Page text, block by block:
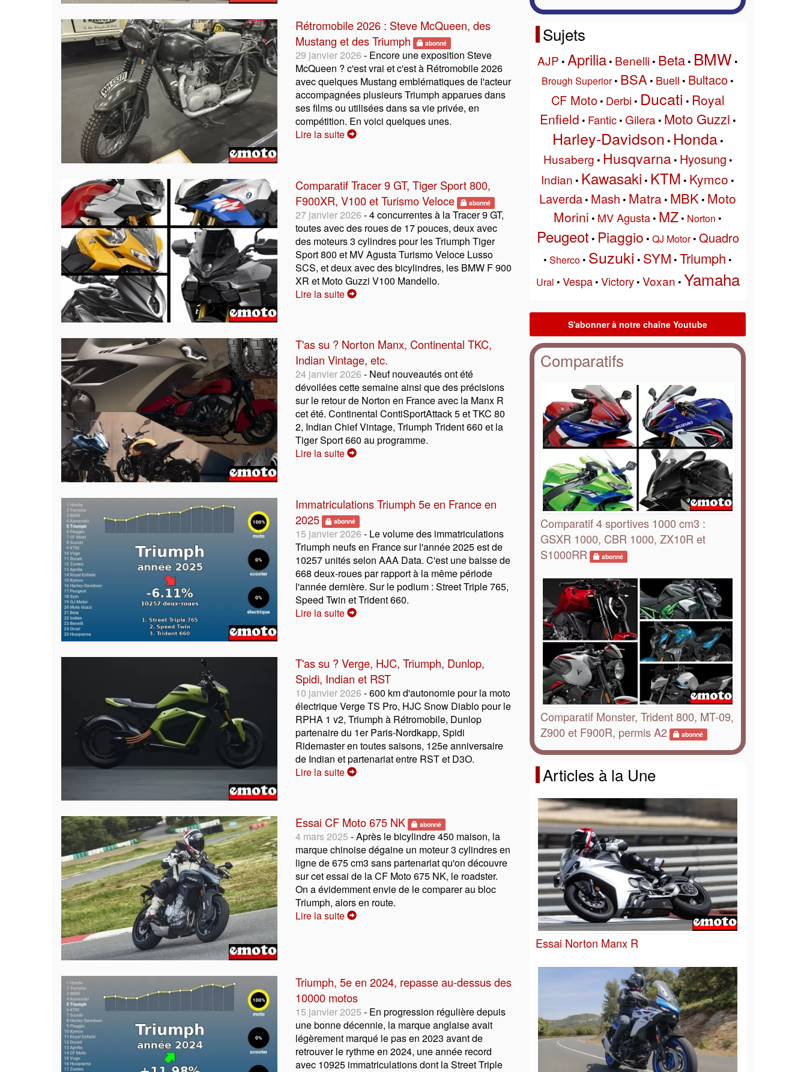
Rétromobile 2026 : Steve McQueen, des
Mustang et des Triumph
abonné
29 janvier 2026 - Encore une exposition Steve
McQueen ? c'est vrai et c'est à Rétromobile 2026
avec quelques Mustang emblématiques de l'acteur
accompagnées plusieurs Triumph apparues dans
ses films ou utilisées dans sa vie privée, en
compétition. En voici quelques unes.
Lire la suite
Comparatif Tracer 9 GT, Tiger Sport 800,
F900XR, V100 et Turismo Veloce
abonné
27 janvier 2026 - 4 concurrentes à la Tracer 9 GT,
toutes avec des roues de 17 pouces, deux avec
des moteurs 3 cylindres pour les Triumph Tiger
Sport 800 et MV Agusta Turismo Veloce Lusso
SCS, et deux avec des bicylindres, les BMW F 900
XR et Moto Guzzi V100 Mandello.
Lire la suite
T'as su ? Norton Manx, Continental TKC,
Indian Vintage, etc.
24 janvier 2026 - Neuf nouveautés ont été
dévoilées cette semaine ainsi que des précisions
sur le retour de Norton en France avec la Manx R
cet été. Continental ContiSportAttack 5 et TKC 80
2, Indian Chief Vintage, Triumph Trident 660 et la
Tiger Sport 660 au programme.
Lire la suite
Immatriculations Triumph 5e en France en
2025
abonné
15 janvier 2026 - Le volume des immatriculations
Triumph neufs en France sur l'année 2025 est de
10257 unités selon AAA Data. C'est une baisse de
668 deux-roues par rapport à la même période
l'année dernière. Sur le podium : Street Triple 765,
Speed Twin et Trident 660.
Lire la suite
T'as su ? Verge, HJC, Triumph, Dunlop,
Spidi, Indian et RST
10 janvier 2026 - 600 km d'autonomie pour la moto
électrique Verge TS Pro, HJC Snow Diablo pour le
RPHA 1 v2, Triumph à Rétromobile, Dunlop
partenaire du 1er Paris-Nordkapp, Spidi
Ridemaster en toutes saisons, 125e anniversaire
de Indian et partenariat entre RST et D3O.
Lire la suite
Essai CF Moto 675 NK abonné
4 mars 2025 - Après le bicylindre 450 maison, la
marque chinoise dégaine un moteur 3 cylindres en
ligne de 675 cm3 sans partenariat qu'on découvre
sur cet essai de la CF Moto 675 NK, le roadster.
On a évidemment envie de le comparer au bloc
Triumph, alors en route.
Lire la suite
Triumph, 5e en 2024, repasse au-dessus des
10000 motos
15 janvier 2025 - En progression régulière depuis
une bonne décennie, la marque anglaise avait
légèrement marqué le pas en 2023 avant de
retrouver le rythme en 2024, une année record
avec 10925 immatriculations dont la Street Triple
Sujets
AJP • Aprilia• Benelli• Beta• BMW •
Brough Superior• BSA • Buell • Bultaco•
CF Moto• Derbi • Ducati • Royal
Enfield • Fantic• Gilera • Moto Guzzi •
Harley-Davidson • Honda•
Husaberg • Husqvarna• Hyosung •
Indian • Kawasaki • KTM • Kymco •
Laverda• Mash • Matra• MBK • Moto
Morini • MV Agusta• MZ• Norton •
Peugeot • Piaggio • QJ Motor• Quadro
• Sherco• Suzuki • SYM • Triumph •
Ural • Vespa• Victory• Voxan • Yamaha
Comparatifs
Comparatif 4 sportives 1000 cm3 :
GSXR 1000, CBR 1000, ZX10R et
S1000RR
abonné
Comparatif Monster, Trident 800, MT-09,
Z900 et F900R, permis A2
abonné
Articles à la Une
Essai Norton Manx R